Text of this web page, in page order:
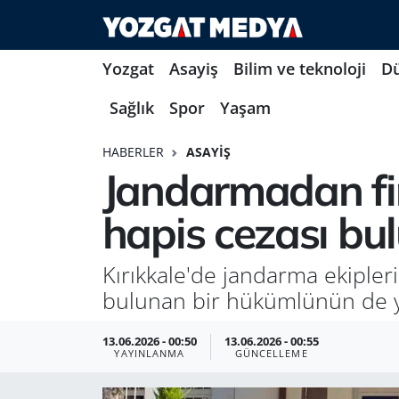
Yozgat Asayiş Bilim ve teknoloji
Sağlık
Spor Yaşam
HABERLER ASAYIŞ
Jandarmadan
hapis cezası
Kırıkkale'de jandarma
bulunan bir hükümlünün de
13.06.2026 - 00:50
YAYINLANMA
13.06.2026 - 00:55
GÜNCELLEME